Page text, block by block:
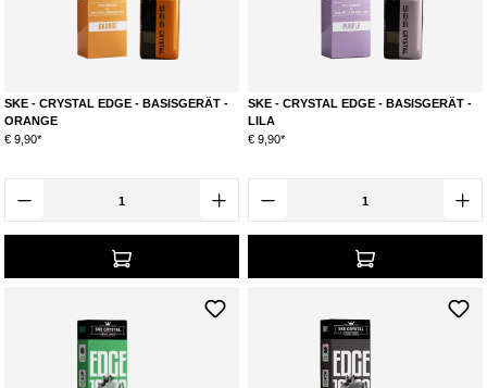
SKE - CRYSTAL EDGE - BASISGERÄT -
ORANGE
€ 9,90*
SKE - CRYSTAL EDGE - BASISGERÄT -
LILA
€ 9,90*